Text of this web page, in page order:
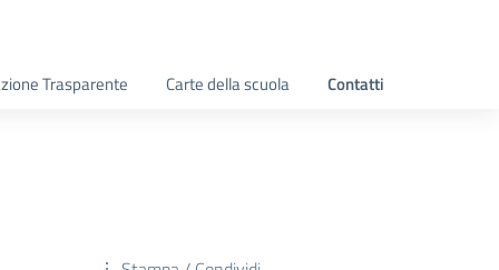
Trasparente Carte della scuola Contatti